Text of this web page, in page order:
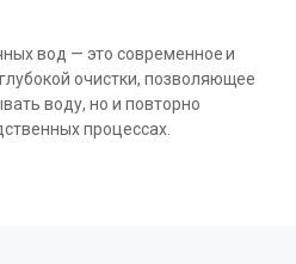
вод — это современное и
очистки, позволяющее
воду, но и повторно
процессах.